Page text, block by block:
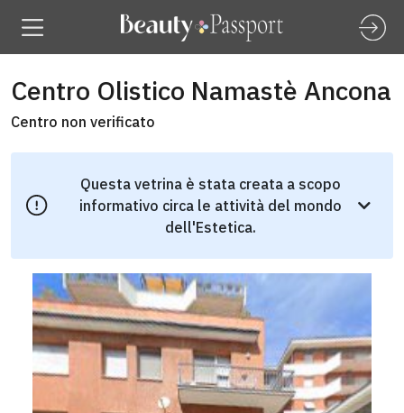
Centro Olistico Namastè Ancona
Centro non verificato
Questa vetrina è stata creata a scopo
informativo circa le attività del mondo
dell'Estetica.